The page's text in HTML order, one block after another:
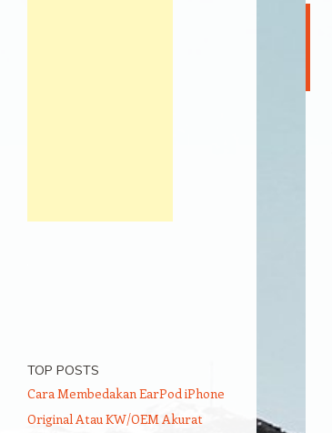
TOP POSTS
Cara Membedakan EarPod iPhone
Original Atau KW/OEM Akurat